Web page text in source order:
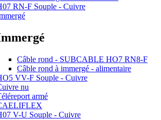
RN-F Souple - Cuivre
Câble rond - SUBCABLE HO7 RN8-F
Câble rond à immergé - alimentaire
VV-F Souple - Cuivre
nu
armé
V-U Souple - Cuivre